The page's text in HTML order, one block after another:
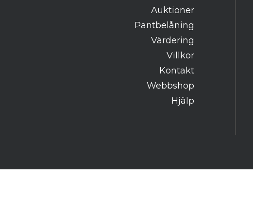
Auktioner
Pantbelåning
Värdering
Villkor
Kontakt
Webbshop
Hjälp